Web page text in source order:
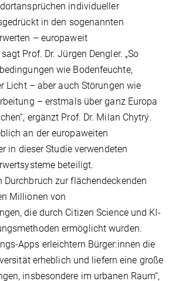
individueller
in den sogenannten
– europaweit
Prof. Dr. Jürgen Dengler. „So
wie Bodenfeuchte,
Licht – aber auch Störungen wie
– erstmals über ganz Europa
ergänzt Prof. Dr. Milan Chytrý.
an der europaweiten
in dieser Studie verwendeten
beteiligt.
Durchbruch zur flächendeckenden
Millionen von
die durch Citizen Science und KI-
ermöglicht wurden.
Apps erleichtern Bürger:innen die
erheblich und liefern eine große
insbesondere im urbanen Raum“,